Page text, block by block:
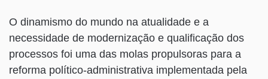
O dinamismo do mundo na atualidade e a
necessidade de modernização e qualificação dos
processos foi uma das molas propulsoras para a
reforma político-administrativa implementada pela